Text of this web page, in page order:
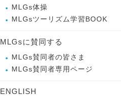
MLGs体操
MLGsツーリズム学習BOOK
MLGsに賛同する
MLGs賛同者の皆さま
MLGs賛同者専用ページ
ENGLISH